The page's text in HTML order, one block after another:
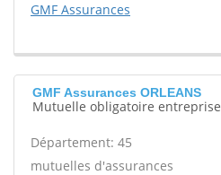
GMF Assurances
GMF Assurances ORLEANS
Mutuelle obligatoire entreprise
Département: 45
mutuelles d'assurances